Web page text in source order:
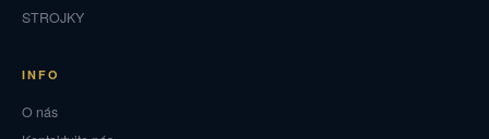
STROJKY
INFO
O nás